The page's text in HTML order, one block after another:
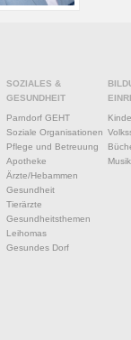
SOZIALES &
GESUNDHEIT
Parndorf GEHT
Soziale Organisationen
Pflege und Betreuung
Apotheke
Ärzte/Hebammen
Gesundheit
Tierärzte
Gesundheitsthemen
Leihomas
Gesundes Dorf